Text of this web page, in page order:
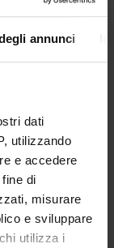
annunci
dati
utilizzando
e accedere
di
misurare
e sviluppare
utilizza i